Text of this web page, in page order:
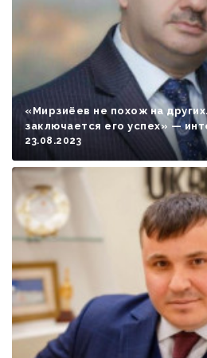
«Мирзиёев не похож на
заключается его успех» —
из Азербайджана
23.08.2023